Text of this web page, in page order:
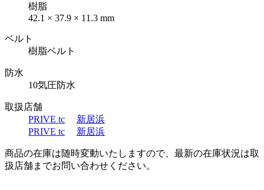
樹脂
42.1 × 37.9 × 11.3 mm
ベルト
樹脂ベルト
防水
10気圧防水
取扱店舗
PRIVE tc
新居浜
PRIVE tc
新居浜
商品の在庫は随時変動いたしますので、最新の在庫状況は取
扱店舗までお問い合わせください。